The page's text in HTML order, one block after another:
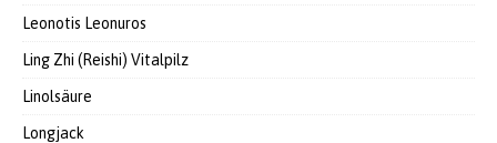
Leonotis Leonuros
Ling Zhi (Reishi) Vitalpilz
Linolsäure
Longjack